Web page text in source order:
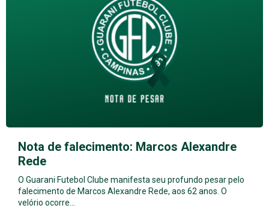
Nota de falecimento: Marcos Alexandre
Rede
O Guarani Futebol Clube manifesta seu profundo pesar pelo
falecimento de Marcos Alexandre Rede, aos 62 anos. O
velório ocorre…